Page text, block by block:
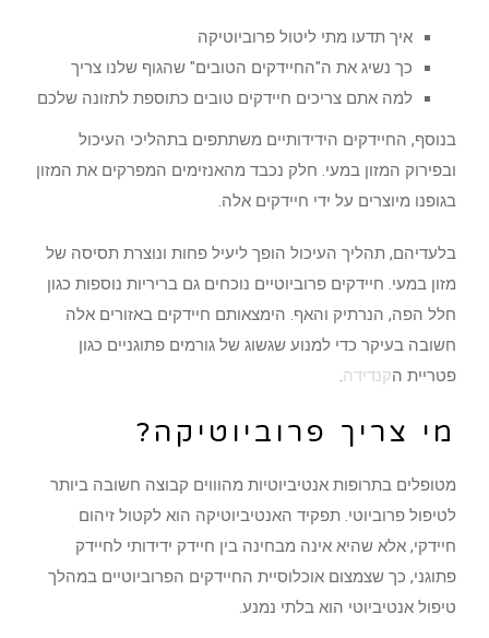
איך תדעו מתי ליטול פרוביוטיקה
כך נשיג את ה"החיידקים הטובים" שהגוף שלנו צריך
למה אתם צריכים חיידקים טובים כתוספת לתזונה שלכם
בנוסף, החיידקים הידידותיים משתתפים בתהליכי העיכול
ובפירוק המזון במעי. חלק נכבד מהאנזימים המפרקים את המזון
בגופנו מיוצרים על ידי חיידקים אלה.
בלעדיהם, תהליך העיכול הופך ליעיל פחות ונוצרת תסיסה של
מזון במעי. חיידקים פרוביוטיים נוכחים גם בריריות נוספות כגון
חלל הפה, הנרתיק והאף. הימצאותם חיידקים באזורים אלה
חשובה בעיקר כדי למנוע שגשוג של גורמים פתוגניים כגון
פטריית הקנדידה.
מי צריך פרוביוטיקה?
מטופלים בתרופות אנטיביוטיות מהוווים קבוצה חשובה ביותר
לטיפול פרוביוטי. תפקיד האנטיביוטיקה הוא לקטול זיהום
חיידקי, אלא שהיא אינה מבחינה בין חיידק ידידותי לחיידק
פתוגני, כך שצמצום אוכלוסיית החיידקים הפרוביוטיים במהלך
טיפול אנטיביוטי הוא בלתי נמנע.